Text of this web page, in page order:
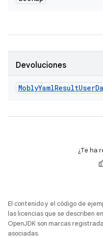
Devoluciones
MoblyYamlResultUser
¿Te ha
El contenido y el código de
las licencias que se describen
OpenJDK son marcas
asociadas.